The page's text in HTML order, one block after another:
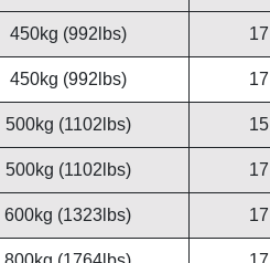
450kg (992lbs) 17
450kg (992lbs) 17
500kg (1102lbs) 15
500kg (1102lbs) 17
600kg (1323lbs) 17